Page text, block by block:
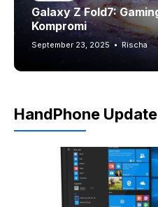
Galaxy Z Fold7: Gaming Mobile Tanpa
Kompromi
September 23, 2025 Rischa
HandPhone Update